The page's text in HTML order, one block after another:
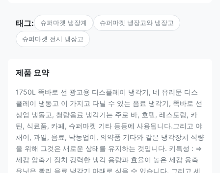
태그: 슈퍼마켓 냉장계 슈퍼마켓 냉장고와 냉장고
슈퍼마켓 전시 냉장고
제품 요약
1750L 똑바로 선 광고용 디스플레이 냉각기, 네 유리문 디스
플레이 냉동고 이 가지고 다닐 수 있는 음료 냉각기, 똑바로 선
상업 냉동고, 청량음료 냉각기는 주로 바, 호텔, 레스토랑, 카
틴, 식료품, 카페, 슈퍼마켓 기타 등등에 사용됩니다.그리고 야
채이, 과일, 음료, 낙농업이, 의약품 기타와 같은 냉각장치 식량
을 위해 그것은 새로운 상태를 유지하는 것입니다. 키특성 : ⇒
세캅 압축기 장치 강력한 냉각 용량과 효율이 높은 세캅 응축
유닛은 빨리 음료 냉각기 아래로 식을 수 있습니다. 그리고 세